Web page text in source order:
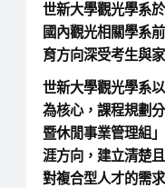
世新大學觀光學系
國內觀光相關學系
育方向深受考生與
世新大學觀光學系
為核心，課程規劃
暨休閒事業管理組
涯方向，建立清楚
對複合型人才的需求